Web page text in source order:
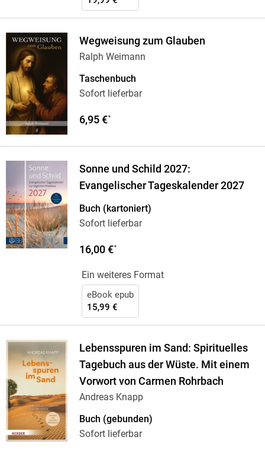
Wegweisung zum Glauben
Ralph Weimann
Taschenbuch
Sofort lieferbar
6,95 €*
Sonne und Schild 2027:
Evangelischer Tageskalender 2027
Buch (kartoniert)
Sofort lieferbar
16,00 €*
Ein weiteres Format
eBook epub
15,99 €
Lebensspuren im Sand: Spirituelles
Tagebuch aus der Wüste. Mit einem
Vorwort von Carmen Rohrbach
Andreas Knapp
Buch (gebunden)
Sofort lieferbar